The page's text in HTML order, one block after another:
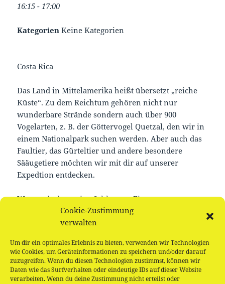
Cookie-Zustimmung
verwalten
Um dir ein optimales Erlebnis zu bieten, verwenden wir Technologien
wie Cookies, um Geräteinformationen zu speichern und/oder darauf
zuzugreifen. Wenn du diesen Technologien zustimmst, können wir
Daten wie das Surfverhalten oder eindeutige IDs auf dieser Website
verarbeiten. Wenn du deine Zustimmung nicht erteilst oder
16:15 - 17:00
Kategorien Keine Kategorien
Costa Rica
Das Land in Mittelamerika heißt übersetzt „reiche
Küste“. Zu dem Reichtum gehören nicht nur
wunderbare Strände sondern auch über 900
Vogelarten, z. B. der Göttervogel Quetzal, den wir in
einem Nationalpark suchen werden. Aber auch das
Faultier, das Gürteltier und andere besondere
Sääugetiere möchten wir mit dir auf unserer
Expedtion entdecken.
Wenn wir dann eine Schlangen-Fingerpuppe
gebastelt haben, stärken wir uns mit Taco-Chips.